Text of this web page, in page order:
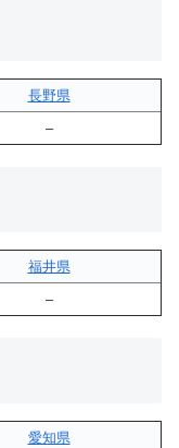
長野県
–
福井県
–
愛知県